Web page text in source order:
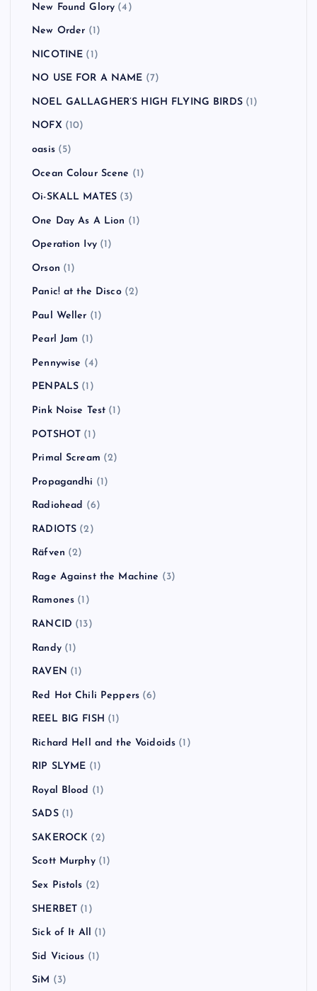
New Found Glory (4)
New Order (1)
NICOTINE (1)
NO USE FOR A NAME (7)
NOEL GALLAGHER’S HIGH FLYING BIRDS(1)
NOFX (10)
oasis(5)
Ocean Colour Scene (1)
Oi-SKALL MATES (3)
One Day As A Lion (1)
Operation Ivy(1)
Orson (1)
Panic! at the Disco(2)
Paul Weller (1)
Pearl Jam (1)
Pennywise (4)
PENPALS (1)
Pink Noise Test (1)
POTSHOT (1)
Primal Scream (2)
Propagandhi (1)
Radiohead (6)
RADIOTS (2)
Räfven (2)
Rage Against the Machine (3)
Ramones (1)
RANCID (13)
Randy(1)
RAVEN (1)
Red Hot Chili Peppers (6)
REEL BIG FISH (1)
Richard Hell and the Voidoids (1)
RIP SLYME (1)
Royal Blood (1)
SADS(1)
SAKEROCK (2)
Scott Murphy(1)
Sex Pistols (2)
SHERBET (1)
Sick of It All (1)
Sid Vicious (1)
SiM (3)